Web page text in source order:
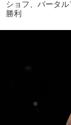
ショフ、バータ
勝利